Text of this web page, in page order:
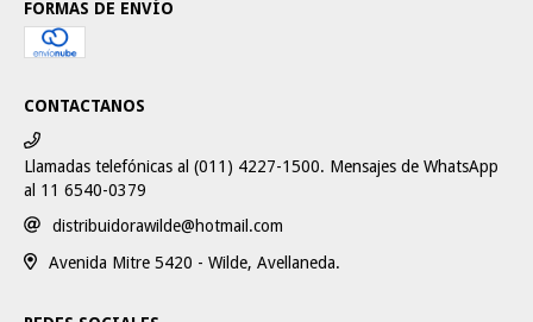
FORMAS DE ENVÍO
CONTACTANOS
Llamadas telefónicas al (011) 4227-1500. Mensajes de WhatsApp
al 11 6540-0379
distribuidorawilde@hotmail.com
Avenida Mitre 5420 - Wilde, Avellaneda.